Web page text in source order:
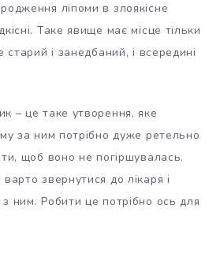
ліпоми в злоякісне
Таке явище має місце тільки
старий і занедбаний, і всередині
– це таке утворення, яке
за ним потрібно дуже ретельно
щоб воно не погіршувалась.
звернутися до лікаря і
ним. Робити це потрібно ось для